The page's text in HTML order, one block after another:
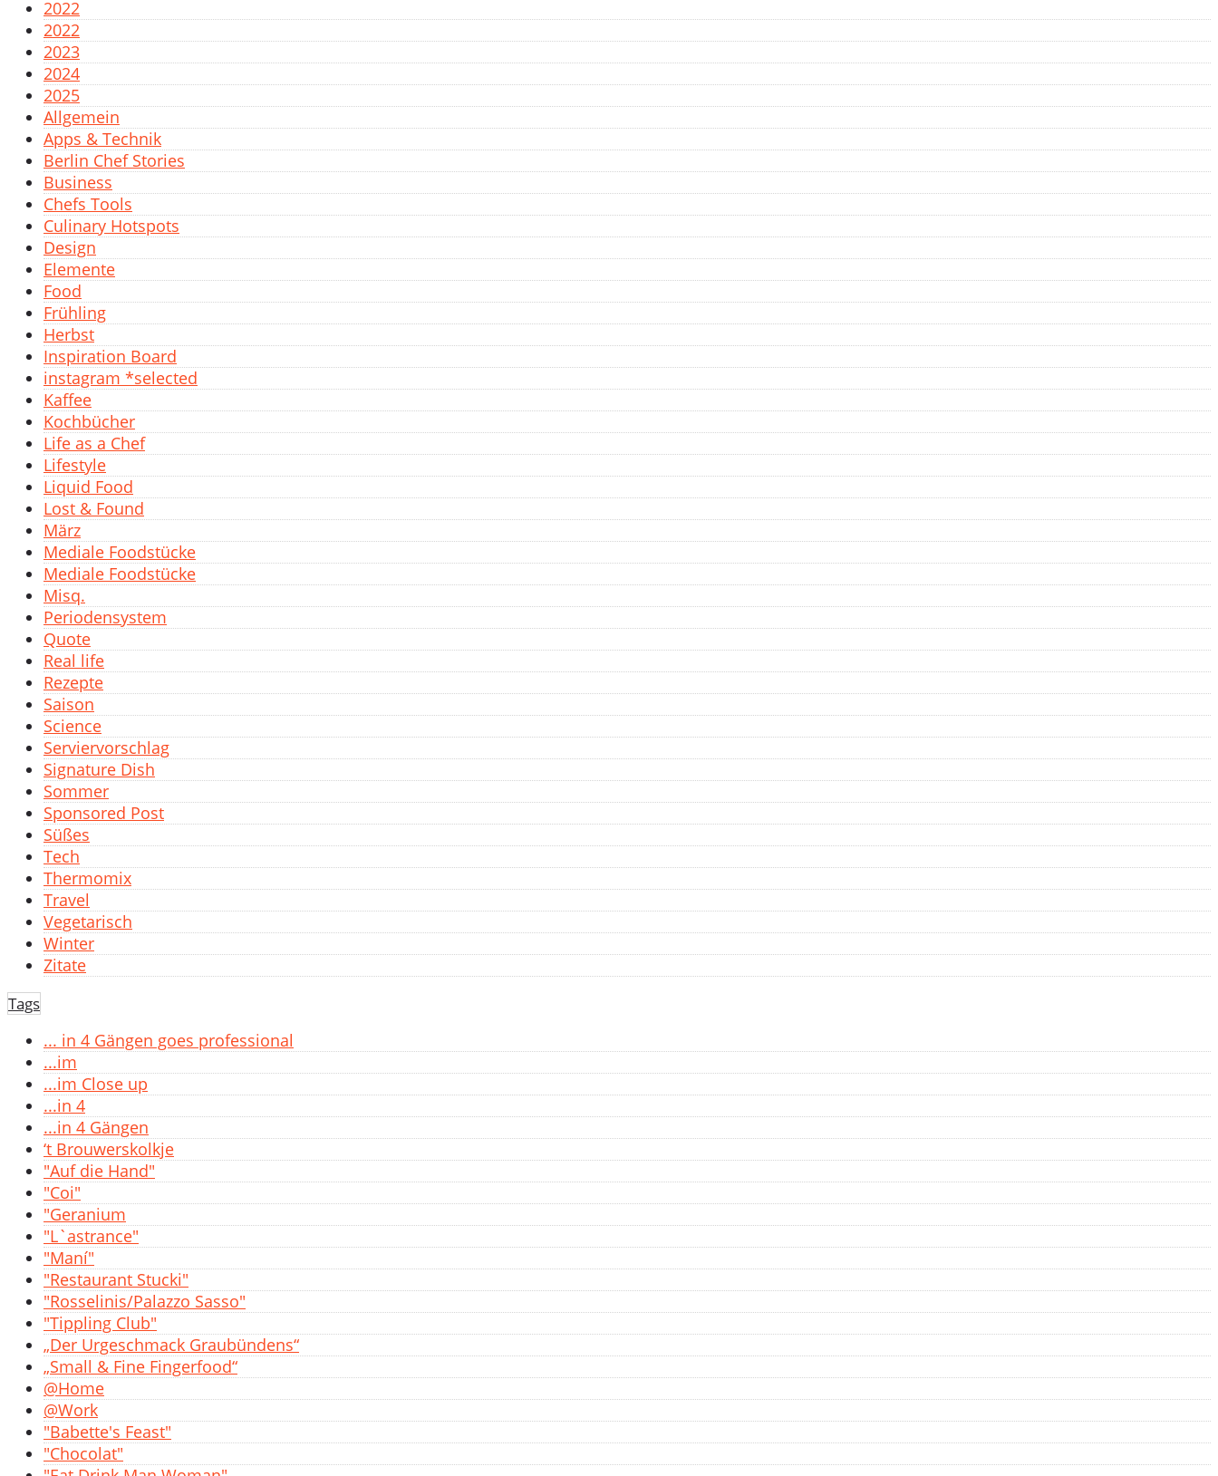
2022
2022
2023
2024
2025
Allgemein
Apps & Technik
Berlin Chef Stories
Business
Chefs Tools
Culinary Hotspots
Design
Elemente
Food
Frühling
Herbst
Inspiration Board
instagram *selected
Kaffee
Kochbücher
Life as a Chef
Lifestyle
Liquid Food
Lost & Found
März
Mediale Foodstücke
Mediale Foodstücke
Misq.
Periodensystem
Quote
Real life
Rezepte
Saison
Science
Serviervorschlag
Signature Dish
Sommer
Sponsored Post
Süßes
Tech
Thermomix
Travel
Vegetarisch
Winter
Zitate
Tags
... in 4 Gängen goes professional
...im
...im Close up
...in 4
...in 4 Gängen
‘t Brouwerskolkje
"Auf die Hand"
"Coi"
"Geranium
"L`astrance"
"Maní"
"Restaurant Stucki"
"Rosselinis/Palazzo Sasso"
"Tippling Club"
„Der Urgeschmack Graubündens“
„Small & Fine Fingerfood“
@Home
@Work
"Babette's Feast"
"Chocolat"